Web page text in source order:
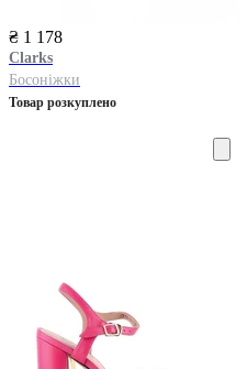
₴ 1 178
Clarks
Босоніжки
Товар розкуплено